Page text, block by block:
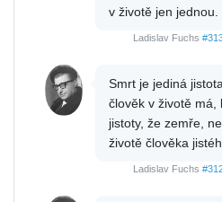
v životě jen jednou.
Ladislav Fuchs
Smrt je jediná
člověk v životě má,
jistoty, že zemře,
životě člověka
Ladislav Fuchs